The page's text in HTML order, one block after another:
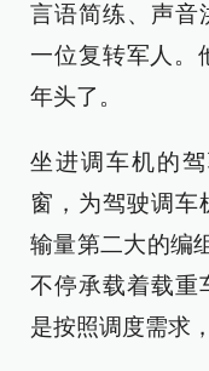
言语简练、声音
一位复转军人。
年头了。
坐进调车机的
窗，为驾驶调车
输量第二大的编
不停承载着载重
是按照调度需求